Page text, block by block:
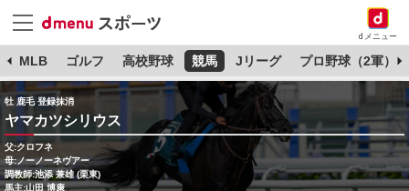
dメニュー
MLB ゴルフ 高校野球 競馬 Jリーグ プロ野球（2軍）
牡 鹿毛 登録抹消
ヤマカツシリウス
父:クロフネ
母:ノーノーネヴアー
調教師:池添 兼雄 (栗東)
馬主:山田 博康